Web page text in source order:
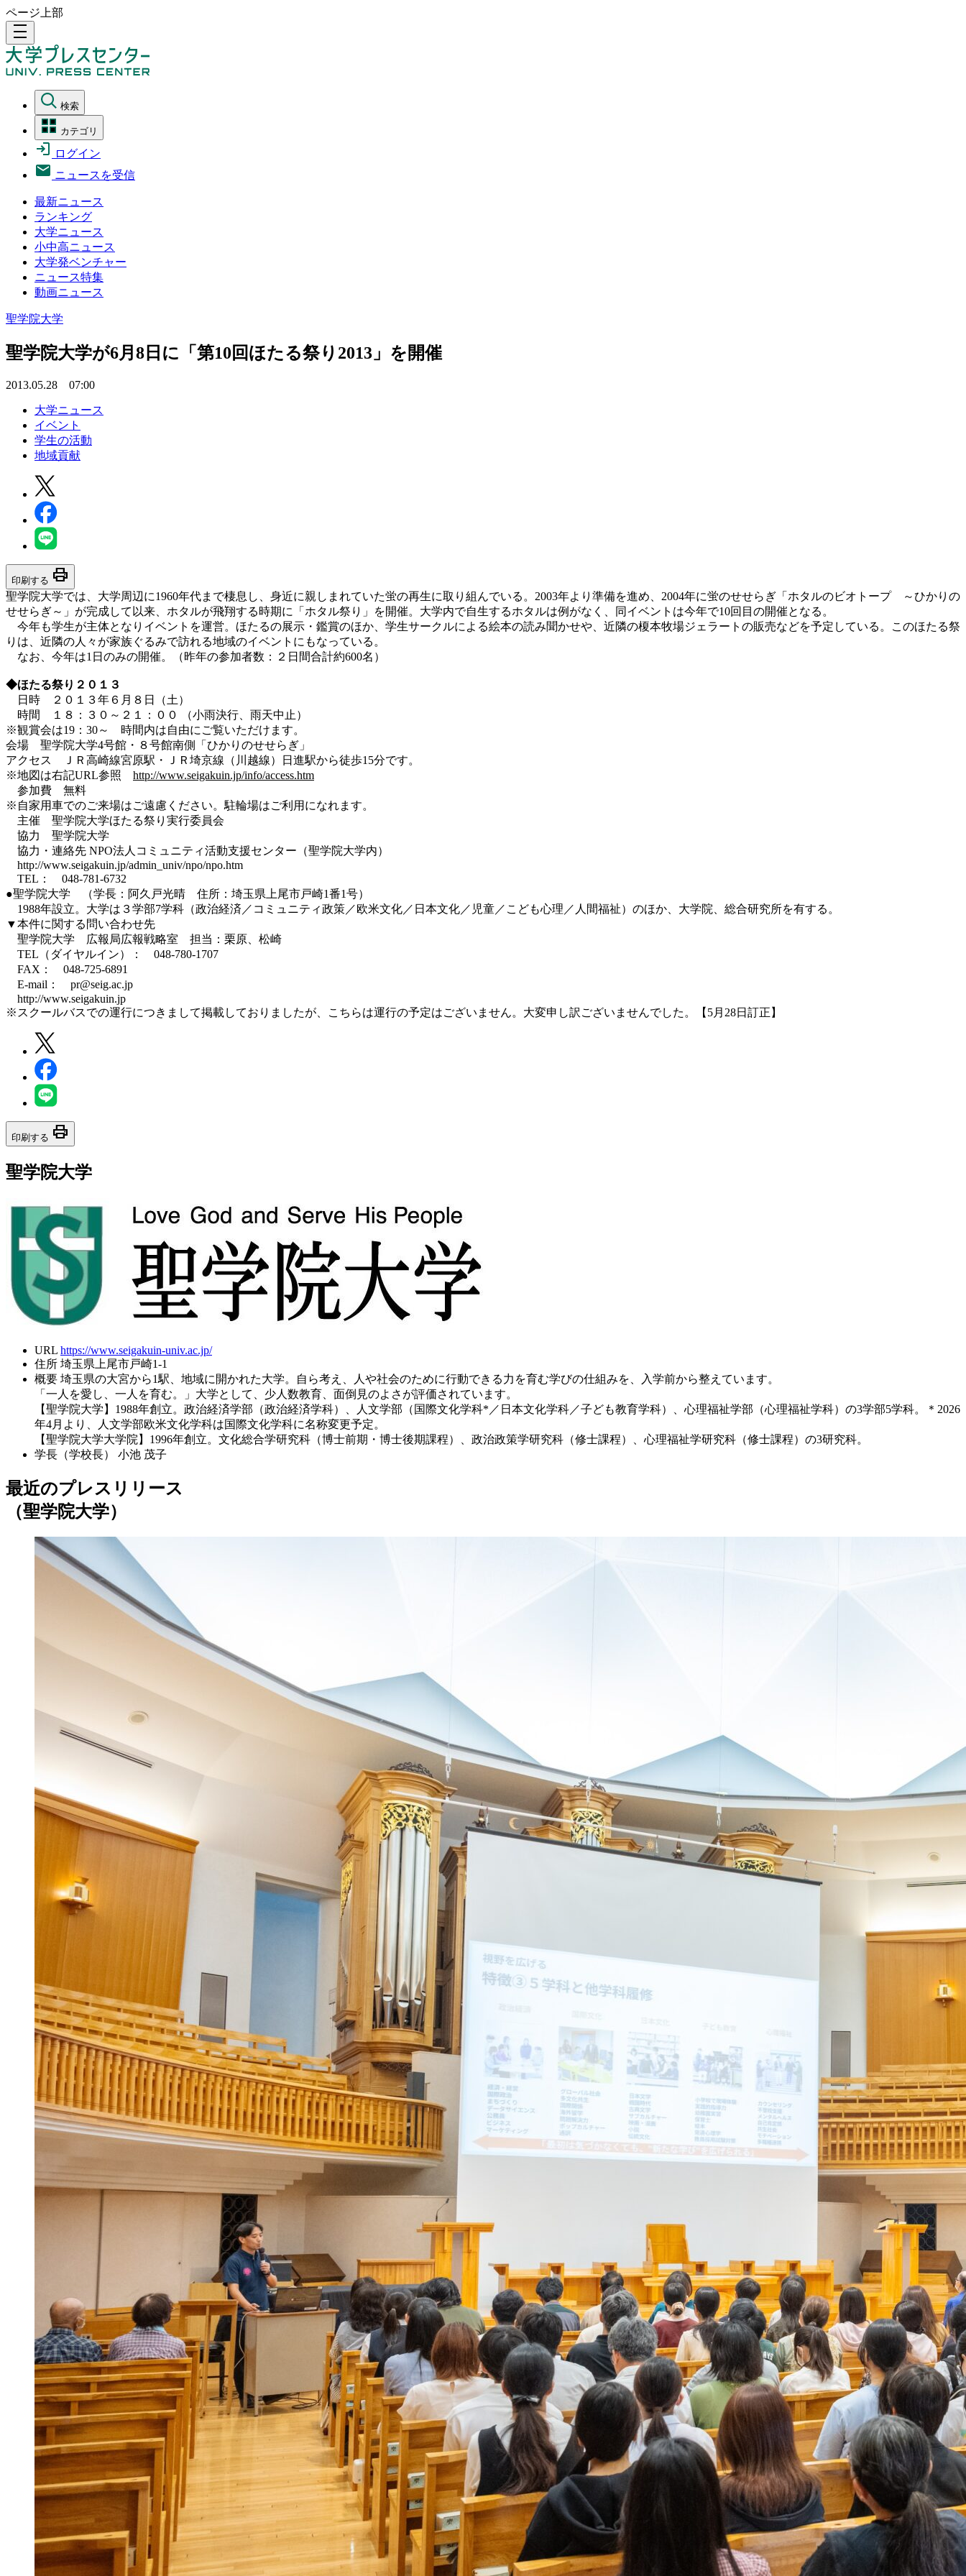
ページ上部
density_medium
検索
カテゴリ
ログイン
ニュースを受信
最新ニュース
ランキング
大学ニュース
小中高ニュース
大学発ベンチャー
ニュース特集
動画ニュース
聖学院大学
聖学院大学が6月8日に「第10回ほたる祭り2013」を開催
2013.05.28 07:00
大学ニュース
イベント
学生の活動
地域貢献
印刷する print
聖学院大学では、大学周辺に1960年代まで棲息し、身近に親しまれていた蛍の再生に取り組んでいる。2003年より準備を進め、2004年に蛍のせせらぎ「ホタルのビオトープ ～ひかりの
せせらぎ～」が完成して以来、ホタルが飛翔する時期に「ホタル祭り」を開催。大学内で自生するホタルは例がなく、同イベントは今年で10回目の開催となる。
今年も学生が主体となりイベントを運営。ほたるの展示・鑑賞のほか、学生サークルによる絵本の読み聞かせや、近隣の榎本牧場ジェラートの販売などを予定している。このほたる祭
りは、近隣の人々が家族ぐるみで訪れる地域のイベントにもなっている。
なお、今年は1日のみの開催。（昨年の参加者数：２日間合計約600名）
◆ほたる祭り２０１３
日時 ２０１３年６月８日（土）
時間 １８：３０～２１：００ （小雨決行、雨天中止）
※観賞会は19：30～ 時間内は自由にご覧いただけます。
会場 聖学院大学4号館・８号館南側「ひかりのせせらぎ」
アクセス ＪＲ高崎線宮原駅・ＪＲ埼京線（川越線）日進駅から徒歩15分です。
※地図は右記URL参照 http://www.seigakuin.jp/info/access.htm
参加費 無料
※自家用車でのご来場はご遠慮ください。駐輪場はご利用になれます。
主催 聖学院大学ほたる祭り実行委員会
協力 聖学院大学
協力・連絡先 NPO法人コミュニティ活動支援センター（聖学院大学内）
http://www.seigakuin.jp/admin_univ/npo/npo.htm
TEL： 048-781-6732
●聖学院大学 （学長：阿久戸光晴 住所：埼玉県上尾市戸崎1番1号）
1988年設立。大学は３学部7学科（政治経済／コミュニティ政策／欧米文化／日本文化／児童／こども心理／人間福祉）のほか、大学院、総合研究所を有する。
▼本件に関する問い合わせ先
聖学院大学 広報局広報戦略室 担当：栗原、松崎
TEL（ダイヤルイン）： 048-780-1707
FAX： 048-725-6891
E-mail： pr@seig.ac.jp
http://www.seigakuin.jp
※スクールバスでの運行につきまして掲載しておりましたが、こちらは運行の予定はございません。大変申し訳ございませんでした。【5月28日訂正】
印刷する print
聖学院大学
URL https://www.seigakuin-univ.ac.jp/
住所 埼玉県上尾市戸崎1-1
概要 埼玉県の大宮から1駅、地域に開かれた大学。自ら考え、人や社会のために行動できる力を育む学びの仕組みを、入学前から整えています。
「一人を愛し、一人を育む。」大学として、少人数教育、面倒見のよさが評価されています。
【聖学院大学】1988年創立。政治経済学部（政治経済学科）、人文学部（国際文化学科*／日本文化学科／子ども教育学科）、心理福祉学部（心理福祉学科）の3学部5学科。＊2026
年4月より、人文学部欧米文化学科は国際文化学科に名称変更予定。
【聖学院大学大学院】1996年創立。文化総合学研究科（博士前期・博士後期課程）、政治政策学研究科（修士課程）、心理福祉学研究科（修士課程）の3研究科。
学長（学校長）
小池 茂子
最近のプレスリリース
（聖学院大学）